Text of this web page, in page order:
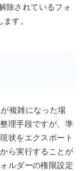
除されているフォ
す。
複雑になった場
理手段ですが、準
状をエクスポート
ら実行することが
ルダーの権限設定